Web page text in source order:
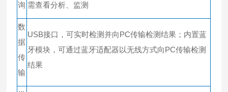
询 需查看分析、监测
数
据
传
输
USB接口，可实时检测并向PC传输检测结果；内置蓝
牙模块，可通过蓝牙适配器以无线方式向PC传输检测
结果